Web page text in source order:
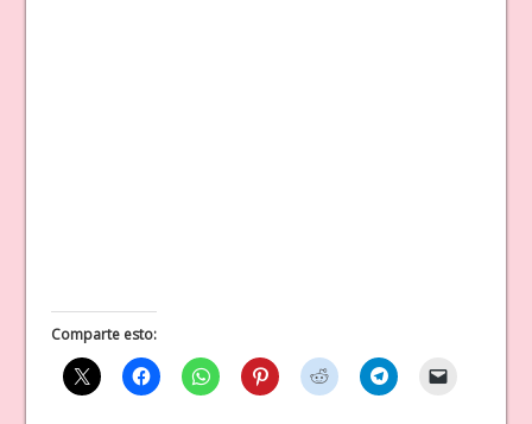
Comparte esto: